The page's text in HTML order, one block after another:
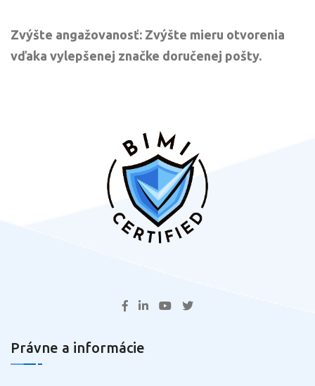
Zvýšte angažovanosť: Zvýšte mieru otvorenia
vďaka vylepšenej značke doručenej pošty.
Právne a informácie